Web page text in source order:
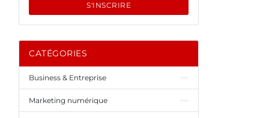
S'INSCRIRE
CATÉGORIES
Business & Entreprise
Marketing numérique